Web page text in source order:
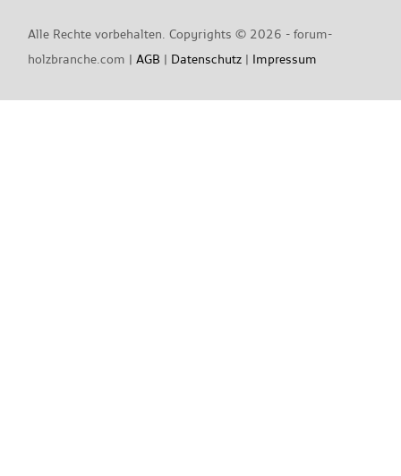
Alle Rechte vorbehalten. Copyrights © 2026 - forum-
holzbranche.com |AGB | Datenschutz | Impressum